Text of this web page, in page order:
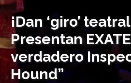
¡Dan ‘giro’
Presentan
verdadero
Hound”